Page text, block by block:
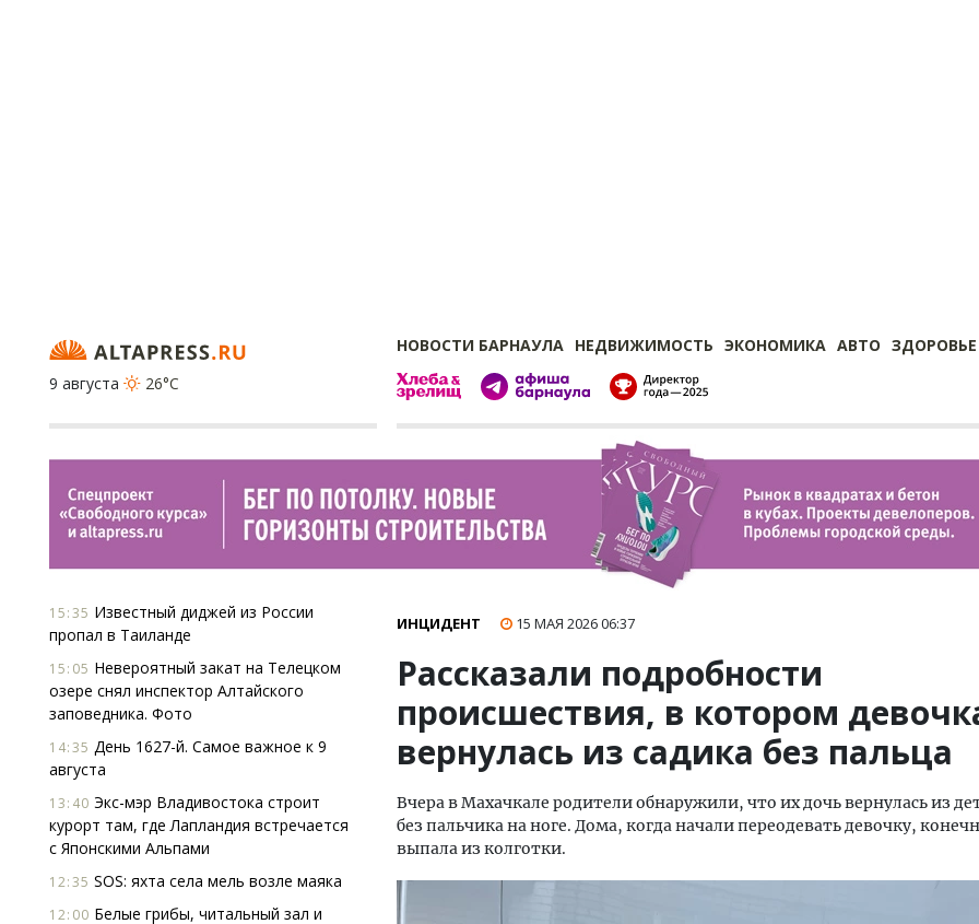
НОВОСТИ БАРНАУЛА НЕДВИЖИМОСТЬ ЭКОНОМИКА АВТО ЗДОРОВЬЕ
9 августа
26°C
15:35 Известный диджей из России
пропал в Таиланде
15:05 Невероятный закат на Телецком
озере снял инспектор Алтайского
заповедника. Фото
14:35 День 1627-й. Самое важное к 9
августа
13:40 Экс-мэр Владивостока строит
курорт там, где Лапландия встречается
с Японскими Альпами
12:35 SOS: яхта села мель возле маяка
12:00 Белые грибы, читальный зал и
ИНЦИДЕНТ 15 МАЯ 202606:37
Рассказали подробности
происшествия, в котором
вернулась из садика без пальца
Вчера в Махачкале родители обнаружили, что их дочь вернулась из
без пальчика на ноге. Дома, когда начали переодевать девочку,
выпала из колготки.